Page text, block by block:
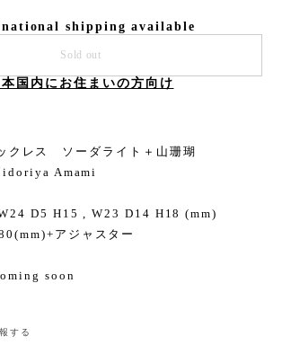
shipping available
Sold out
本国内にお住まいの方向け
クレス ソーダライト＋山珊瑚
Amami
D5 H15 , W23 D14 H18 (mm)
アジャスター
soon
する